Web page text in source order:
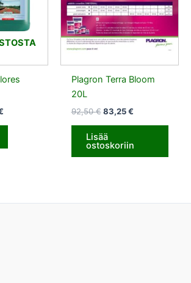
Plagron Terra Bloom
20L
92,50€ 83,25€
Lisää
ostoskoriin